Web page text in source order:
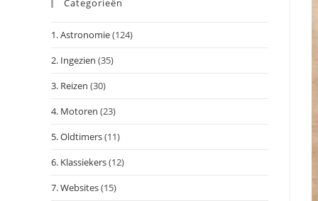
Categorieën
1. Astronomie(124)
2. Ingezien (35)
3. Reizen (30)
4. Motoren (23)
5. Oldtimers(11)
6. Klassiekers(12)
7. Websites(15)